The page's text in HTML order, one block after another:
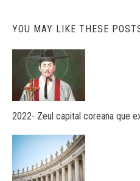
YOU MAY LIKE THESE
2022- Zeul capital coreana que